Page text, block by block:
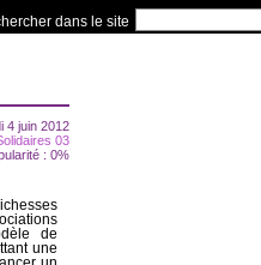
dans le site
4 juin 2012
03
: 0%
de
une